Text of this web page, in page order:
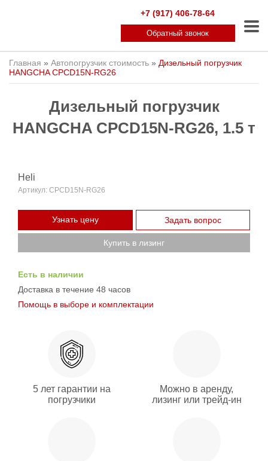
+7 (917) 406-78-64
Обратный звонок
Главная » Автопогрузчик стоимость » Дизельный погрузчик
HANGCHA CPCD15N-RG26
Дизельный погрузчик
HANGCHA CPCD15N-RG26, 1.5 т
Heli
Артикул: CPCD15N-RG26
Узнать цену Задать вопрос
Купить в лизинг
Есть в наличии
Доставка в течение 48 часов
Помощь в выборе и комплектации
5 лет гарантии на
погрузчики
Можно в аренду,
лизинг или трейд-ин